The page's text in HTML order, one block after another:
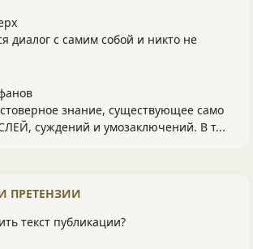
диалог с самим собой и никто не
знание, существующее само
суждений и умозаключений. В т...
ПРЕТЕНЗИИ
текст публикации?